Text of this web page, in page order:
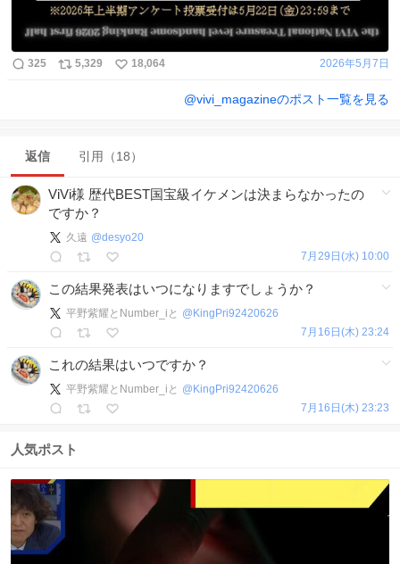
325 5,329 18,064 2026年5月7日
@vivi_magazineのポスト一覧を見る
返信 引用（18）
ViVi様 歴代BEST国宝級イケメンは決まらなかったの
ですか？
久遠 @desyo20
7月29日(水) 10:00
この結果発表はいつになりますでしょうか？
平野紫耀とNumber_iと @KingPri92420626
7月16日(木) 23:24
これの結果はいつですか？
平野紫耀とNumber_iと @KingPri92420626
7月16日(木) 23:23
人気ポスト